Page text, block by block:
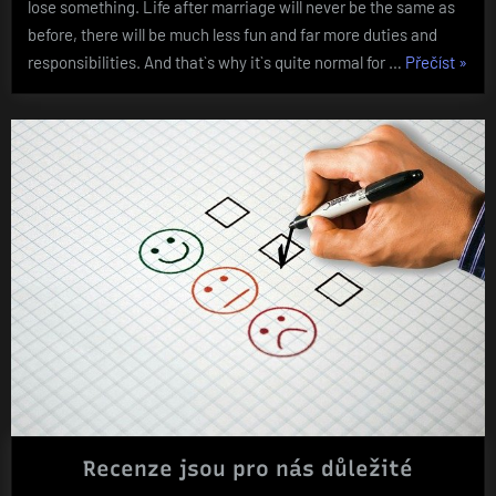
lose something. Life after marriage will never be the same as
before, there will be much less fun and far more duties and
responsibilities. And that`s why it`s quite normal for … Přečíst„What
the
»
Recenze jsou pro nás důležité